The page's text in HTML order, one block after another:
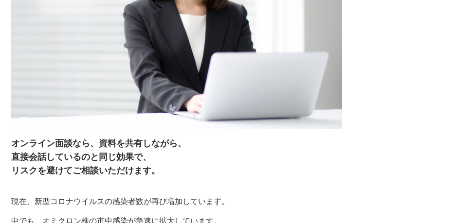
オンライン面談なら、資料を共有しながら、
直接会話しているのと同じ効果で、
リスクを避けてご相談いただけます。
現在、新型コロナウイルスの感染者数が再び増加しています。
中でも、オミクロン株の市中感染が急速に拡大しています。